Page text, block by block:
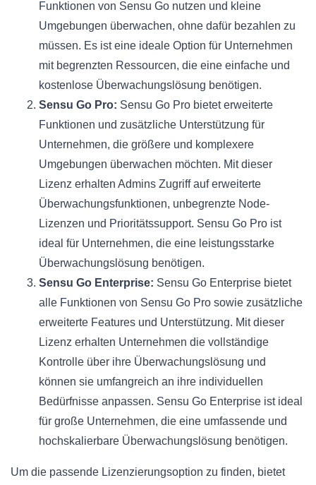
Funktionen von Sensu Go nutzen und kleine
Umgebungen überwachen, ohne dafür bezahlen zu
müssen. Es ist eine ideale Option für Unternehmen
mit begrenzten Ressourcen, die eine einfache und
kostenlose Überwachungslösung benötigen.
Sensu Go Pro: Sensu Go Pro bietet erweiterte
Funktionen und zusätzliche Unterstützung für
Unternehmen, die größere und komplexere
Umgebungen überwachen möchten. Mit dieser
Lizenz erhalten Admins Zugriff auf erweiterte
Überwachungsfunktionen, unbegrenzte Node-
Lizenzen und Prioritätssupport. Sensu Go Pro ist
ideal für Unternehmen, die eine leistungsstarke
Überwachungslösung benötigen.
Sensu Go Enterprise: Sensu Go Enterprise bietet
alle Funktionen von Sensu Go Pro sowie zusätzliche
erweiterte Features und Unterstützung. Mit dieser
Lizenz erhalten Unternehmen die vollständige
Kontrolle über ihre Überwachungslösung und
können sie umfangreich an ihre individuellen
Bedürfnisse anpassen. Sensu Go Enterprise ist ideal
für große Unternehmen, die eine umfassende und
hochskalierbare Überwachungslösung benötigen.
Um die passende Lizenzierungsoption zu finden, bietet